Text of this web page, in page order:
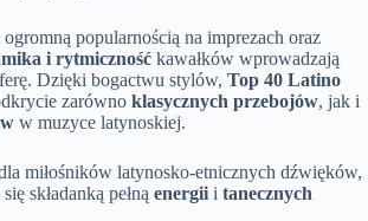
popularnością na imprezach oraz
i rytmiczność kawałków wprowadzają
Dzięki bogactwu stylów, Top 40 Latino
zarówno klasycznych przebojów, jak i
w muzyce latynoskiej.
miłośników latynosko-etnicznych dźwięków,
składanką pełną energii i tanecznych